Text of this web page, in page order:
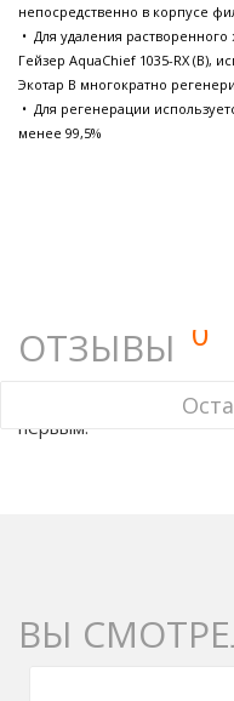
непосредственно в корпусе
• Для удаления
Гейзер AquaChief 1035-RX (B),
Экотар В многократно
• Для регенерации
менее 99,5%
ОТЗЫВЫ 0
У этого товара нет ни
первым.
ВЫ